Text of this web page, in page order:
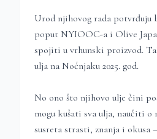
Urod njihovog rada potvrđuju
poput NYIOOC-a i Olive
spojiti u vrhunski proizvod.
ulja na Noćnjaku 2025. god.
No ono što njihovo ulje čini
mogu kušati sva ulja, naučiti
susreta strasti, znanja i okusa